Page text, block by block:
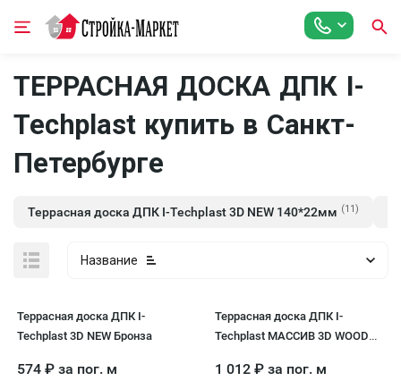
ТЕРРАСНАЯ ДОСКА ДПК I-
Techplast купить в Санкт-
Петербурге
Террасная доска ДПК I-Techplast 3D NEW 140*22мм (11)
Название
Террасная доска ДПК I-
Techplast 3D NEW Бронза
574 ₽ за пог. м
Террасная доска ДПК I-
Techplast МАССИВ 3D WOOD
1 012 ₽ за пог. м